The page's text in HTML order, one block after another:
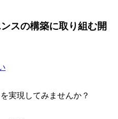
スの構築に取り組む開
実現してみませんか？